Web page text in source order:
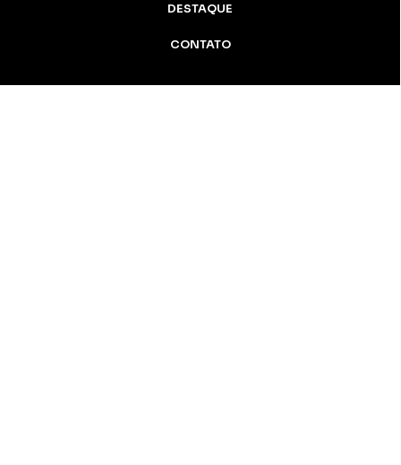
DESTAQUE
CONTATO